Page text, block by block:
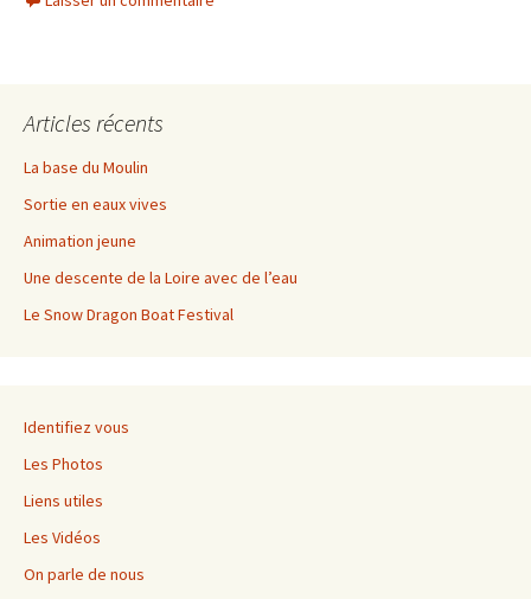
Articles récents
La base du Moulin
Sortie en eaux vives
Animation jeune
Une descente de la Loire avec de l’eau
Le Snow Dragon Boat Festival
Identifiez vous
Les Photos
Liens utiles
Les Vidéos
On parle de nous